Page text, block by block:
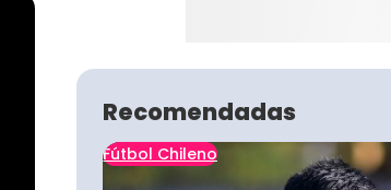
Recomendadas
Fútbol Chileno